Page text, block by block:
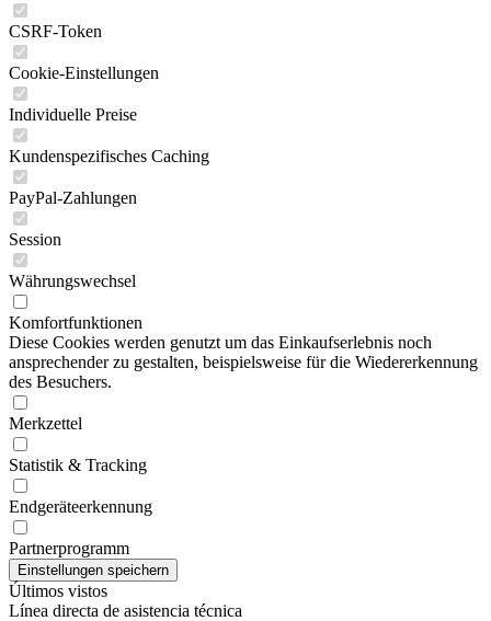
CSRF-Token
Cookie-Einstellungen
Individuelle Preise
Kundenspezifisches Caching
PayPal-Zahlungen
Session
Währungswechsel
Komfortfunktionen
Diese Cookies werden genutzt um das Einkaufserlebnis noch
ansprechender zu gestalten, beispielsweise für die Wiedererkennung
des Besuchers.
Merkzettel
Statistik & Tracking
Endgeräteerkennung
Partnerprogramm
Últimos vistos
Línea directa de asistencia técnica